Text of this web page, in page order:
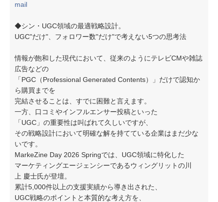
mail
◆シン・UGC領域の最適戦略設計。
UGC"だけ"、フォロワー数"だけ"で考えない5つの思考法
情報が飽和した現代において、従来のようにテレビCMや雑誌
広告などの
「PGC（Professional Generated Contents）」だけで認知か
ら購買までを
完結させることは、すでに困難と言えます。
一方、口コミやインフルエンサー投稿といった
「UGC」の重要性は叫ばれて久しいですが、
その戦略設計において明確な解を持てている企業はまだ少な
いです。
MarkeZine Day 2026 Springでは、UGC領域に特化した
マーケティングエージェンシーであるウィングリットの川
上 慶士氏が登壇。
累計5,000件以上の支援実績から導き出された、
UGC戦略のポイントと本質的な考え方を、